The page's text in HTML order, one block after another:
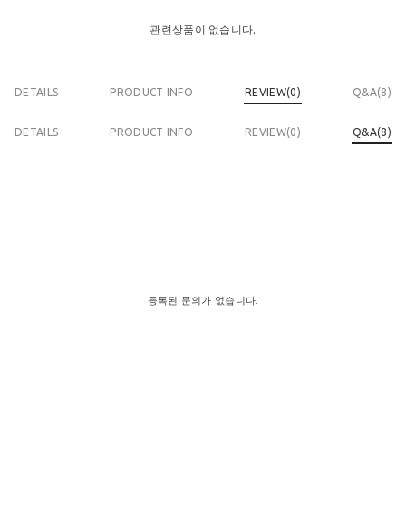
관련상품이 없습니다.
DETAILS PRODUCT INFO REVIEW(0) Q&A(8)
DETAILS PRODUCT INFO REVIEW(0) Q&A(8)
등록된 문의가 없습니다.